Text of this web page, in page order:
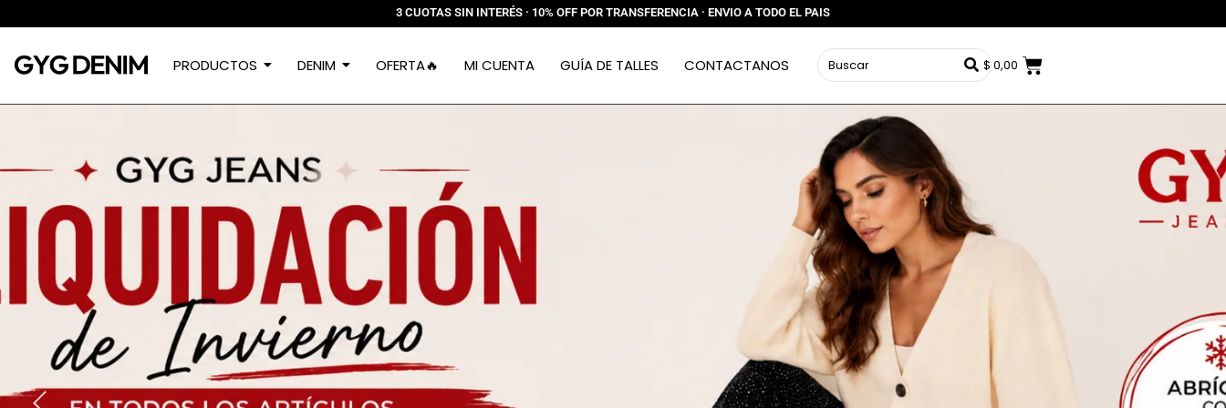
3 CUOTAS SIN INTERÉS · 10% OFF POR TRANSFERENCIA · ENVIO A TODO EL PAIS
PRODUCTOS DENIM OFERTA🔥 MI CUENTA GUÍA DE TALLES CONTACTANOS $0,00